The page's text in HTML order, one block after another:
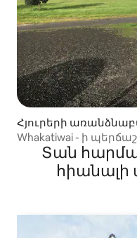
Հյուրերի
ում
Whakatiwai - ի
Տան
հիանալի